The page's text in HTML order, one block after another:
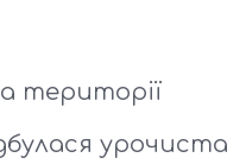
території
урочиста